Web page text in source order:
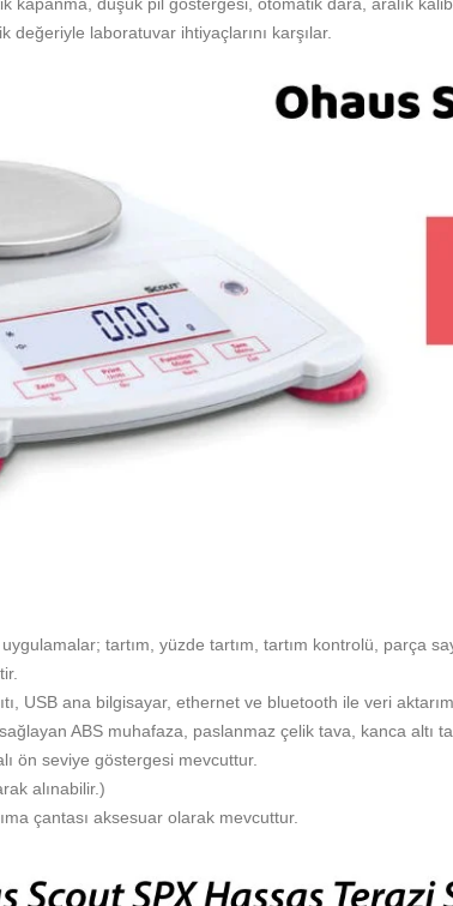
laboratuvar ihtiyaçlarını karşılar.
tartım, yüzde tartım, tartım kontrolü, parça
USB ana bilgisayar, ethernet ve bluetooth ile veri
ABS muhafaza, paslanmaz çelik tava, kanca altı
ön seviye göstergesi mevcuttur.
alınabilir.)
çantası aksesuar olarak mevcuttur.